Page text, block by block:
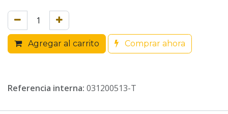
Agregar al carrito Comprar ahora
Referencia interna: 031200513-T